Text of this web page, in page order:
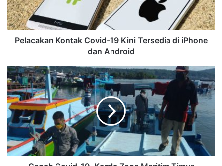
Pelacakan Kontak Covid-19 Kini Tersedia di iPhone
dan Android